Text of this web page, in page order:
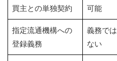
買主との単独契約 可能
指定流通機構への
登録義務
義務では
ない